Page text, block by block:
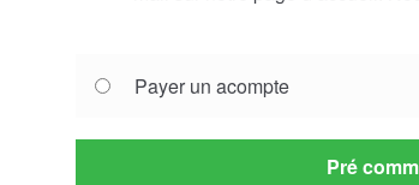
your
Payer un acompte
Pré